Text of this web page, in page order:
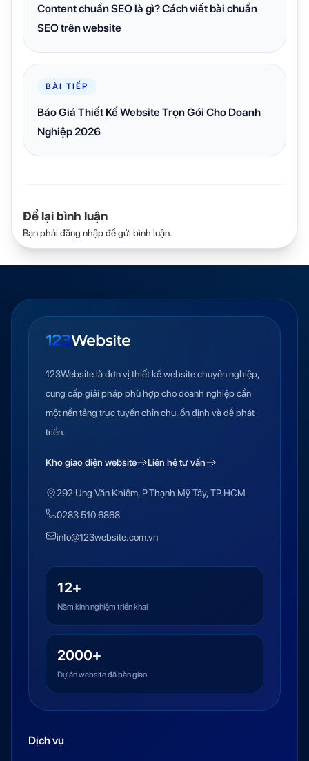
Content chuẩn SEO là gì? Cách viết bài chuẩn
SEO trên website
BÀI TIẾP
Báo Giá Thiết Kế Website Trọn Gói Cho Doanh
Nghiệp 2026
Để lại bình luận
Bạn phải đăng nhậpđể gửi bình luận.
123Website là đơn vị thiết kế website chuyên nghiệp,
cung cấp giải pháp phù hợp cho doanh nghiệp cần
một nền tảng trực tuyến chỉn chu, ổn định và dễ phát
triển.
Kho giao diện website Liên hệ tư vấn
292 Ung Văn Khiêm, P.Thạnh Mỹ Tây, TP.HCM
0283 510 6868
info@123website.com.vn
12+
Năm kinh nghiệm triển khai
2000+
Dự án website đã bàn giao
Dịch vụ